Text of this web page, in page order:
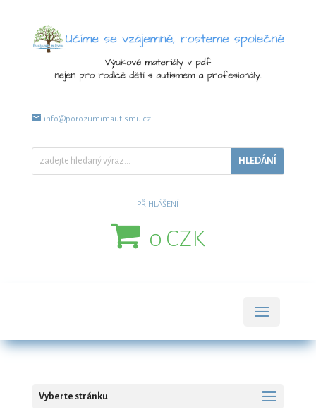
info@porozumimautismu.cz
PŘIHLÁŠENÍ
0 CZK
Vyberte stránku